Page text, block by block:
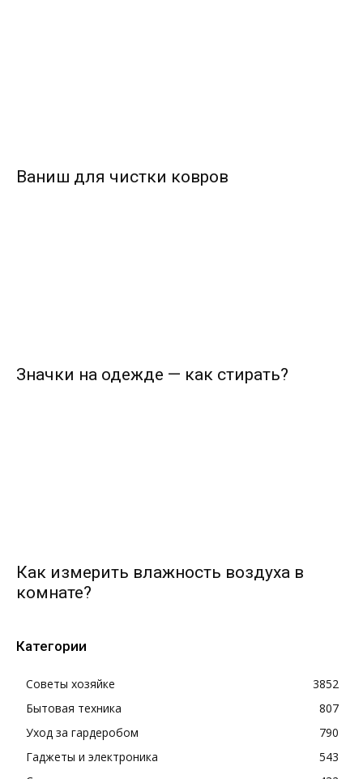
Ваниш для чистки ковров
Значки на одежде — как стирать?
Как измерить влажность воздуха в
комнате?
Категории
Советы хозяйке
3852
Бытовая техника
807
Уход за гардеробом
790
Гаджеты и электроника
543